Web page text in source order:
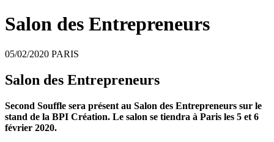
Salon des Entrepreneurs
05/02/2020 PARIS
Salon des Entrepreneurs
Second Souffle sera présent au Salon des Entrepreneurs sur le
stand de la BPI Création. Le salon se tiendra à Paris les 5 et 6
février 2020.